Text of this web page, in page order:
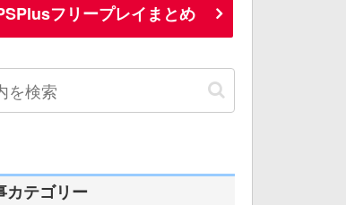
フリープレイまとめ
カテゴリー